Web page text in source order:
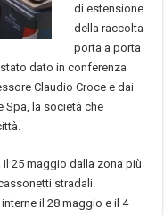
di estensione
della raccolta
porta a porta
stato dato in conferenza
Claudio Croce e dai
Spa, la società che
il 25 maggio dalla zona più
stradali.
il 28 maggio e il 4